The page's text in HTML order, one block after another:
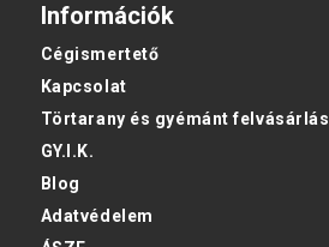
Információk
Cégismertető
Kapcsolat
Törtarany és gyémánt felvásárlás
GY.I.K.
Blog
Adatvédelem